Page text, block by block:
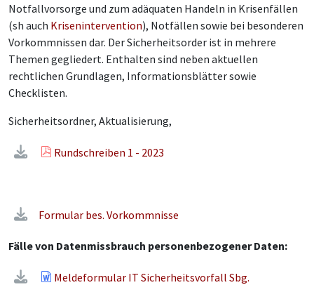
Notfallvorsorge und zum adäquaten Handeln in Krisenfällen
(sh auch Krisenintervention), Notfällen sowie bei besonderen
Vorkommnissen dar. Der Sicherheitsorder ist in mehrere
Themen gegliedert. Enthalten sind neben aktuellen
rechtlichen Grundlagen, Informationsblätter sowie
Checklisten.
Sicherheitsordner, Aktualisierung,
Rundschreiben 1 - 2023
Formular bes. Vorkommnisse
Fälle von Datenmissbrauch personenbezogener Daten:
Meldeformular IT Sicherheitsvorfall Sbg.